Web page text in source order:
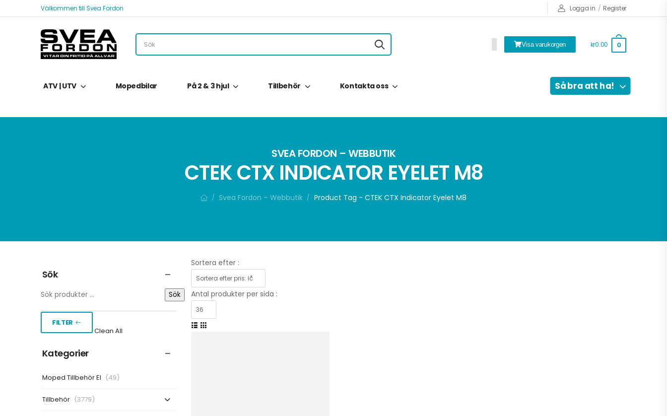
Välkommen till Svea Fordon Logga in / Register
Visa varukorgen kr0.00 0
ATV | UTV Mopedbilar På 2 & 3 hjul Tillbehör Kontakta oss Så bra att ha!
SVEA FORDON – WEBBUTIK
CTEK CTX INDICATOR EYELET M8
/ Svea Fordon – Webbutik / Product Tag - CTEK CTX Indicator Eyelet M8
Sök
Sök
FILTER
Clean All
Kategorier
Moped Tillbehör El (49)
Tillbehör (3779)
Sortera efter :
Antal produkter per sida :